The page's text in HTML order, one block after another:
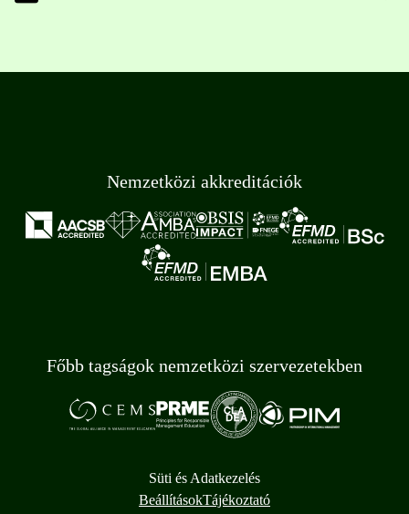
Nemzetközi akkreditációk
Főbb tagságok nemzetközi szervezetekben
Süti és Adatkezelés
BeállításokTájékoztató